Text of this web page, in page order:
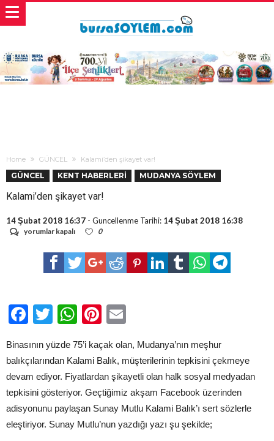
Home GÜNCEL Kalami’den şikayet var!
GÜNCEL KENT HABERLERİ MUDANYA SÖYLEM
Kalami’den şikayet var!
14 Şubat 2018 16:37 - Guncellenme Tarihi: 14 Şubat 2018 16:38
Kalami’den
yorumlar kapalı 0
Facebook
TwitterWhatsApp
Pinterest
Binasının yüzde 75’i kaçak olan, Mudanya’nın meşhur
balıkçılarından Kalami Balık, müşterilerinin tepkisini çekmeye
devam ediyor. Fiyatlardan şikayetli olan halk sosyal medyadan
tepkisini gösteriyor. Geçtiğimiz akşam Facebook üzerinden
adisyonunu paylaşan Sunay Mutlu Kalami Balık’ı sert sözlerle
eleştiriyor. Sunay Mutlu’nun yazdığı yazı şu şekilde;